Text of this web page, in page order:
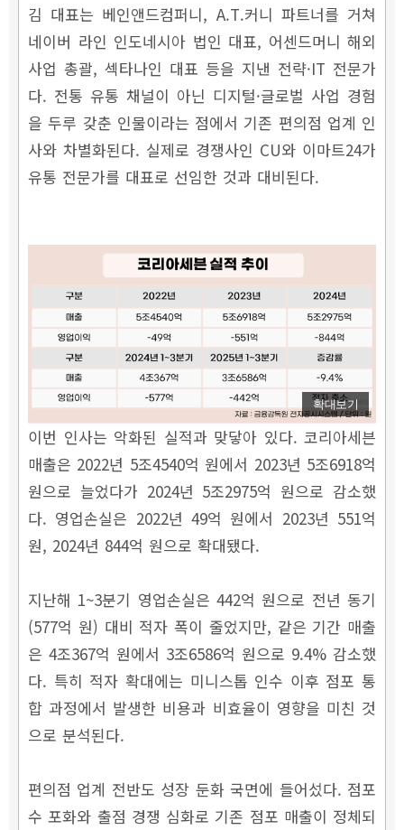
김 대표는 베인앤드컴퍼니, A.T.커니 파트너를 거쳐
네이버 라인 인도네시아 법인 대표, 어센드머니 해외
사업 총괄, 섹타나인 대표 등을 지낸 전략·IT 전문가
다. 전통 유통 채널이 아닌 디지털·글로벌 사업 경험
을 두루 갖춘 인물이라는 점에서 기존 편의점 업계 인
사와 차별화된다. 실제로 경쟁사인 CU와 이마트24가
유통 전문가를 대표로 선임한 것과 대비된다.
확대보기
이번 인사는 악화된 실적과 맞닿아 있다. 코리아세븐
매출은 2022년 5조4540억 원에서 2023년 5조6918억
원으로 늘었다가 2024년 5조2975억 원으로 감소했
다. 영업손실은 2022년 49억 원에서 2023년 551억
원, 2024년 844억 원으로 확대됐다.
지난해 1~3분기 영업손실은 442억 원으로 전년 동기
(577억 원) 대비 적자 폭이 줄었지만, 같은 기간 매출
은 4조367억 원에서 3조6586억 원으로 9.4% 감소했
다. 특히 적자 확대에는 미니스톱 인수 이후 점포 통
합 과정에서 발생한 비용과 비효율이 영향을 미친 것
으로 분석된다.
편의점 업계 전반도 성장 둔화 국면에 들어섰다. 점포
수 포화와 출점 경쟁 심화로 기존 점포 매출이 정체되